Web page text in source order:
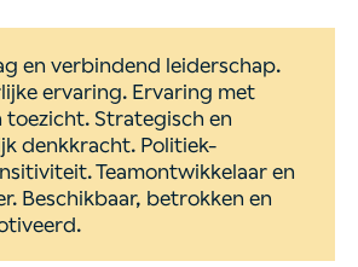
en verbindend leiderschap.
ervaring. Ervaring met
toezicht. Strategisch en
denkkracht. Politiek-
Teamontwikkelaar en
Beschikbaar, betrokken en